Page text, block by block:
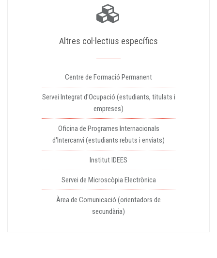
Altres col·lectius específics
Centre de Formació Permanent
Servei Integrat d'Ocupació (estudiants, titulats i
empreses)
Oficina de Programes Internacionals
d'Intercanvi (estudiants rebuts i enviats)
Institut IDEES
Servei de Microscòpia Electrònica
Àrea de Comunicació (orientadors de
secundària)